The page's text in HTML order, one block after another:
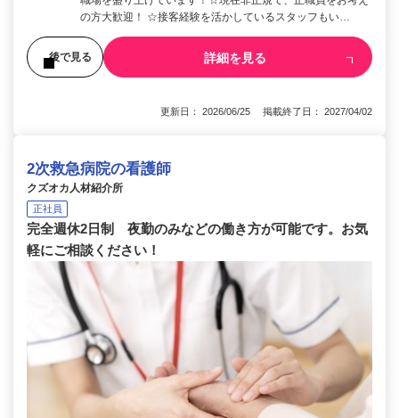
の方大歓迎！ ☆接客経験を活かしているスタッフもい…
後で見る 詳細を見る
更新日： 2026/06/25 掲載終了日： 2027/04/02
2次救急病院の看護師
クズオカ人材紹介所
正社員
完全週休2日制 夜勤のみなどの働き方が可能です。お気
軽にご相談ください！